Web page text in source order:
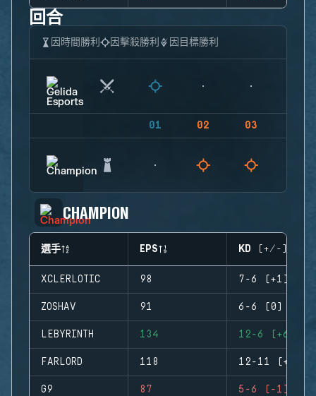
回合
因時間勝利 因擊殺勝利 因目標勝利
01 02 03
CHAMPION
選手 EPS KD (+/-)
XCLERLOTIC 98 7-6 (+1)
ZOSHAV 91 6-6 (0)
LEBYRINTH 134 12-6 (+6)
FARLORD 118 12-11 (+1)
G9 87 5-6 (-1)